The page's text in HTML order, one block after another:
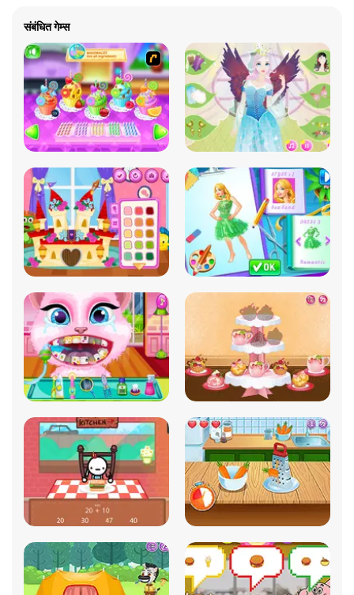
संबंधित गेम्स